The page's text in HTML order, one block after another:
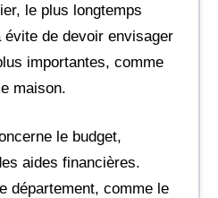
le plus longtemps
de devoir envisager
importantes, comme
maison.
le budget,
aides financières.
département, comme le